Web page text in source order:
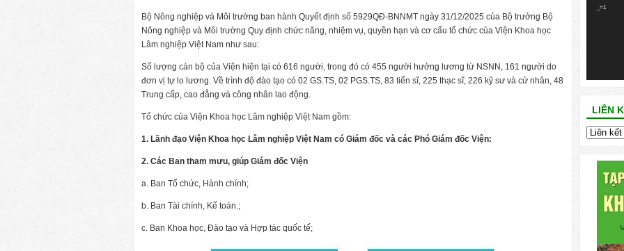
Bộ Nông nghiệp và Môi trường ban hành Quyết định số 5929QĐ-BNNMT ngày 31/12/2025 của Bộ trưởng Bộ
Nông nghiệp và Môi trường Quy định chức năng, nhiệm vụ, quyền hạn và cơ cấu tổ chức của Viện Khoa học
Lâm nghiệp Việt Nam như sau:
Số lượng cán bộ của Viện hiện tại có 616 người, trong đó có 455 người hưởng lương từ NSNN, 161 người do
đơn vị tự lo lương. Về trình độ đào tạo có 02 GS.TS, 02 PGS.TS, 83 tiến sĩ, 225 thạc sĩ, 226 kỹ sư và cử nhân, 48
Trung cấp, cao đẳng và công nhân lao động.
Tổ chức của Viện Khoa học Lâm nghiệp Việt Nam gồm:
1. Lãnh đạo Viện Khoa học Lâm nghiệp Việt Nam có Giám đốc và các Phó Giám đốc Viện:
2. Các Ban tham mưu, giúp Giám đốc Viện
a. Ban Tổ chức, Hành chính;
b. Ban Tài chính, Kế toán.;
c. Ban Khoa học, Đào tạo và Hợp tác quốc tế;
_=1
LIÊN